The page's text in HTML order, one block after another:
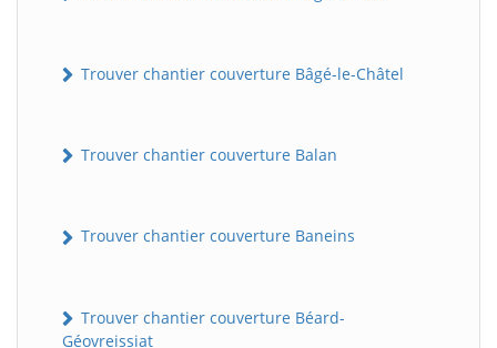
Trouver chantier couverture Bâgé-le-Châtel
Trouver chantier couverture Balan
Trouver chantier couverture Baneins
Trouver chantier couverture Béard-
Géovreissiat